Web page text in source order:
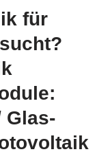
für
Glas-